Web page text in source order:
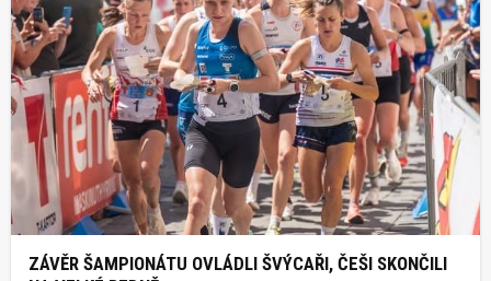
ZÁVĚR ŠAMPIONÁTU OVLÁDLI ŠVÝCAŘI, ČEŠI SKONČILI